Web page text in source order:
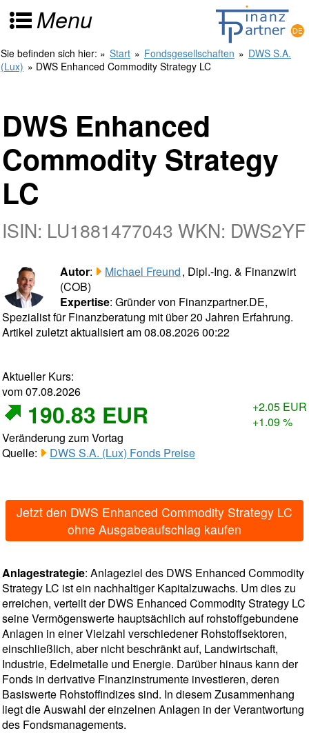
Menu
Sie befinden sich hier: » Start » Fondsgesellschaften » DWS S.A.
(Lux) » DWS Enhanced Commodity Strategy LC
DWS Enhanced
Commodity Strategy
LC
ISIN: LU1881477043 WKN: DWS2YF
Autor: Michael Freund, Dipl.-Ing. & Finanzwirt
(COB)
Expertise: Gründer von Finanzpartner.DE,
Spezialist für Finanzberatung mit über 20 Jahren Erfahrung.
Artikel zuletzt aktualisiert am 08.08.2026 00:22
Aktueller Kurs:
vom 07.08.2026
190.83 EUR
+2.05 EUR
+1.09 %
Veränderung zum Vortag
Quelle:
DWS S.A. (Lux) Fonds Preise
Jetzt den DWS Enhanced Commodity Strategy LC
ohne Ausgabeaufschlag kaufen
Anlagestrategie: Anlageziel des DWS Enhanced Commodity
Strategy LC ist ein nachhaltiger Kapitalzuwachs. Um dies zu
erreichen, verteilt der DWS Enhanced Commodity Strategy LC
seine Vermögenswerte hauptsächlich auf rohstoffgebundene
Anlagen in einer Vielzahl verschiedener Rohstoffsektoren,
einschließlich, aber nicht beschränkt auf, Landwirtschaft,
Industrie, Edelmetalle und Energie. Darüber hinaus kann der
Fonds in derivative Finanzinstrumente investieren, deren
Basiswerte Rohstoffindizes sind. In diesem Zusammenhang
liegt die Auswahl der einzelnen Anlagen in der Verantwortung
des Fondsmanagements.